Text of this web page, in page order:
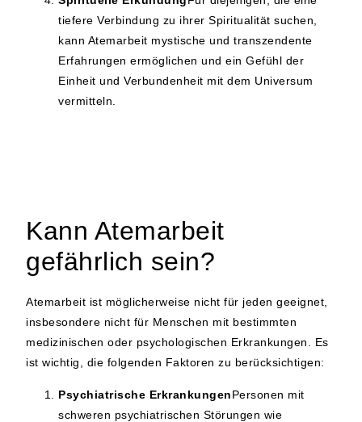
tiefere Verbindung zu ihrer Spiritualität suchen,
kann Atemarbeit mystische und transzendente
Erfahrungen ermöglichen und ein Gefühl der
Einheit und Verbundenheit mit dem Universum
vermitteln.
Kann Atemarbeit
gefährlich sein?
Atemarbeit ist möglicherweise nicht für jeden geeignet,
insbesondere nicht für Menschen mit bestimmten
medizinischen oder psychologischen Erkrankungen. Es
ist wichtig, die folgenden Faktoren zu berücksichtigen:
Psychiatrische ErkrankungenPersonen mit
schweren psychiatrischen Störungen wie